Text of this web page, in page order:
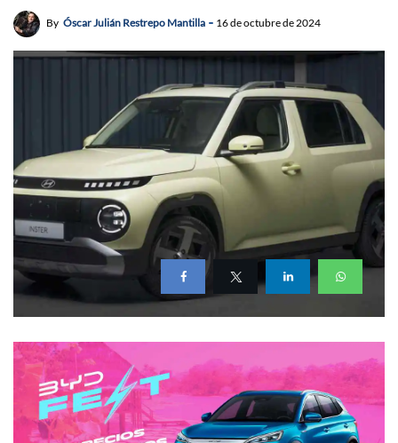
By Óscar Julián Restrepo Mantilla 16 de octubre de 2024